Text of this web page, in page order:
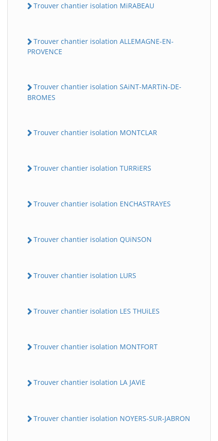
Trouver chantier isolation MiRABEAU
Trouver chantier isolation ALLEMAGNE-EN-
PROVENCE
Trouver chantier isolation SAiNT-MARTiN-DE-
BROMES
Trouver chantier isolation MONTCLAR
Trouver chantier isolation TURRiERS
Trouver chantier isolation ENCHASTRAYES
Trouver chantier isolation QUiNSON
Trouver chantier isolation LURS
Trouver chantier isolation LES THUiLES
Trouver chantier isolation MONTFORT
Trouver chantier isolation LA JAViE
Trouver chantier isolation NOYERS-SUR-JABRON